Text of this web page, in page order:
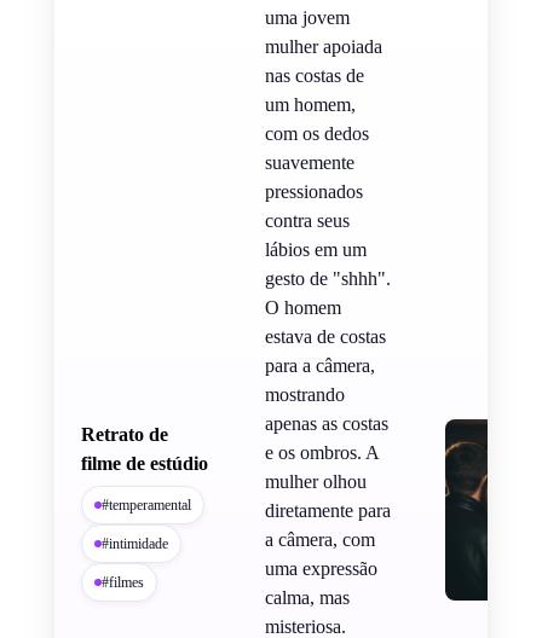
Retrato de
filme de estúdio
#temperamental
#intimidade
#filmes
uma jovem
mulher apoiada
nas costas de
um homem,
com os dedos
suavemente
pressionados
contra seus
lábios em um
gesto de "shhh".
O homem
estava de costas
para a câmera,
mostrando
apenas as costas
e os ombros. A
mulher olhou
diretamente para
a câmera, com
uma expressão
calma, mas
misteriosa.